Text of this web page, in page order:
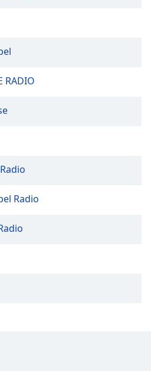
RADIO
Radio